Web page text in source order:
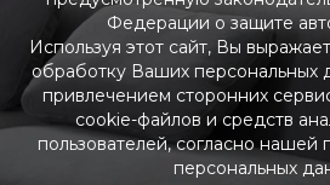
Федерации о защите
Используя этот сайт, Вы
обработку Ваших персональных
привлечением сторонних
cookie-файлов и средств
пользователей, согласно нашей
персональных